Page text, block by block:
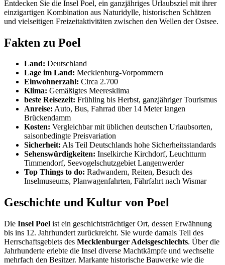
Entdecken Sie die Insel Poel, ein ganzjähriges Urlaubsziel mit ihrer
einzigartigen Kombination aus Naturidylle, historischen Schätzen
und vielseitigen Freizeitaktivitäten zwischen den Wellen der Ostsee.
Fakten zu Poel
Land: Deutschland
Lage im Land: Mecklenburg-Vorpommern
Einwohnerzahl: Circa 2.700
Klima: Gemäßigtes Meeresklima
beste Reisezeit: Frühling bis Herbst, ganzjähriger Tourismus
Anreise: Auto, Bus, Fahrrad über 14 Meter langen
Brückendamm
Kosten: Vergleichbar mit üblichen deutschen Urlaubsorten,
saisonbedingte Preisvariation
Sicherheit: Als Teil Deutschlands hohe Sicherheitsstandards
Sehenswürdigkeiten: Inselkirche Kirchdorf, Leuchtturm
Timmendorf, Seevogelschutzgebiet Langenwerder
Top Things to do: Radwandern, Reiten, Besuch des
Inselmuseums, Planwagenfahrten, Fährfahrt nach Wismar
Geschichte und Kultur von Poel
Die Insel Poel ist ein geschichtsträchtiger Ort, dessen Erwähnung
bis ins 12. Jahrhundert zurückreicht. Sie wurde damals Teil des
Herrschaftsgebiets des Mecklenburger Adelsgeschlechts. Über die
Jahrhunderte erlebte die Insel diverse Machtkämpfe und wechselte
mehrfach den Besitzer. Markante historische Bauwerke wie die